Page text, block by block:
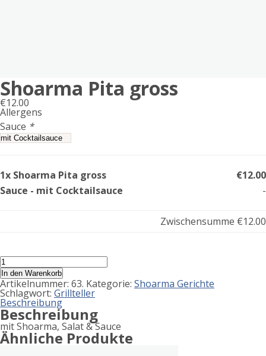
Shoarma Pita gross
€12.00
Allergens
Product
allergen
Sauce *
1x Shoarma Pita gross
€12.00
Sauce - mit Cocktailsauce
-
Zwischensumme €12.00
Shoarma
Pita
gross
Menge
In den Warenkorb
Artikelnummer: 63. Kategorie: Shoarma Gerichte
Schlagwort: Grillteller
Beschreibung
Beschreibung
mit Shoarma, Salat & Sauce
Ähnliche Produkte